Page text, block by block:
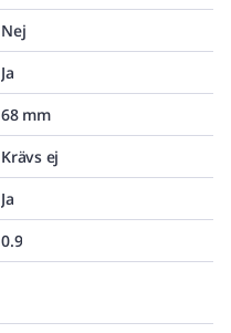
Nej
Ja
68 mm
Krävs ej
Ja
0.9